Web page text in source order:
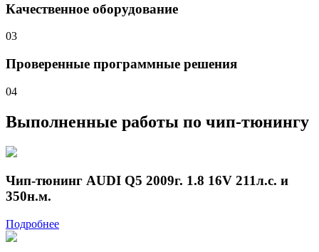
Качественное оборудование
03
Проверенные программные решения
04
Выполненные работы по чип-тюнингу
Чип-тюнинг AUDI Q5 2009г. 1.8 16V 211л.с. и
350н.м.
Подробнее